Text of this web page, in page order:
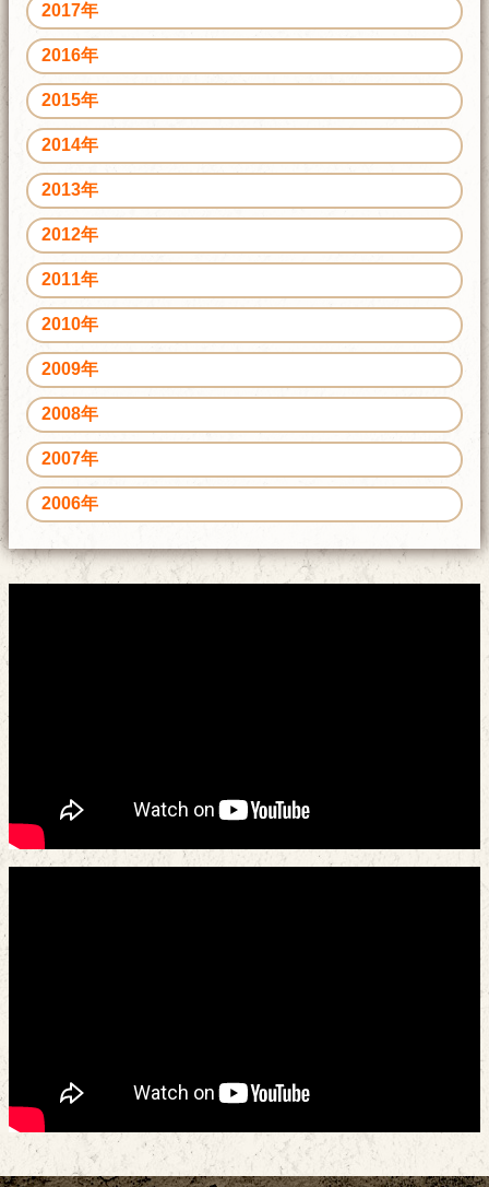
2017年
2016年
2015年
2014年
2013年
2012年
2011年
2010年
2009年
2008年
2007年
2006年